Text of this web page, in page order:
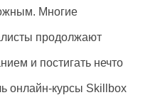
Многие
продолжают
и постигать нечто
онлайн-курсы Skillbox